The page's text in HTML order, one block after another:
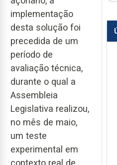
implementação
desta solução foi
precedida de um
período de
avaliação técnica,
durante o qual a
Assembleia
Legislativa realizou,
no mês de maio,
um teste
experimental em